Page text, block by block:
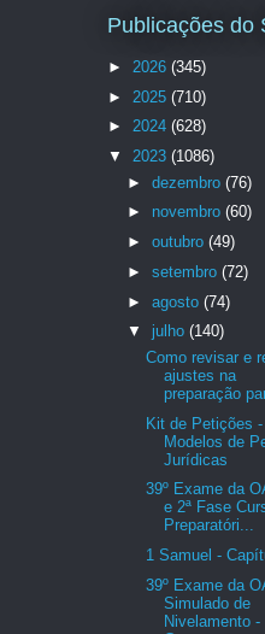
Publicações do
► 2026 (345)
► 2025 (710)
► 2024 (628)
▼ 2023 (1086)
► dezembro (76)
► novembro (60)
► outubro (49)
► setembro (72)
► agosto (74)
▼ julho (140)
Como revisar e
ajustes na
preparação
Kit de Petições -
Modelos de
Jurídicas
39º Exame da
e 2ª Fase
Preparatóri...
1 Samuel -
39º Exame da
Simulado de
Nivelamento -